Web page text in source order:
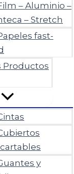
– Aluminio –
– Stretch
fast-
Productos
y